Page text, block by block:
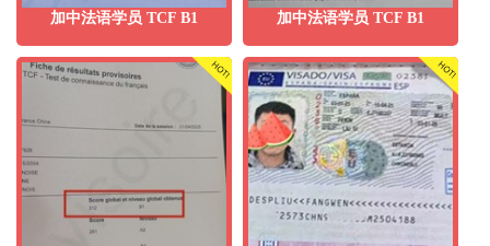
加中法语学员 TCF B1 加中法语学员 TCF B1